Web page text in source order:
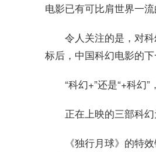
电影已有可比肩世界一流
令人关注的是，对
标后，中国科幻电影的
“科幻+”还是“+科幻
正在上映的三部科
《独行月球》的特